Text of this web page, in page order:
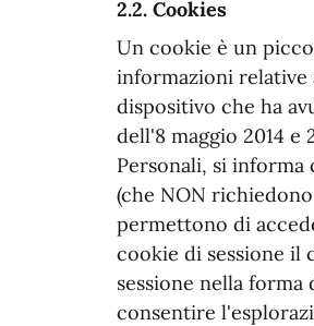
2.2. Cookies
Un cookie è un
informazioni relative
dispositivo che ha
dell'8 maggio 2014 e
Personali, si
(che NON
permettono di
cookie di sessione il
sessione nella
consentire